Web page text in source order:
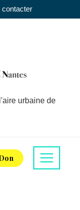
contacter
urbaine de